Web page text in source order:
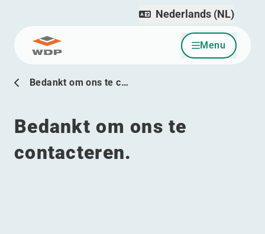
Ga naar inhoud Menu
Nederlands (NL)
Bedankt om ons te c…
Bedankt om ons te
contacteren.